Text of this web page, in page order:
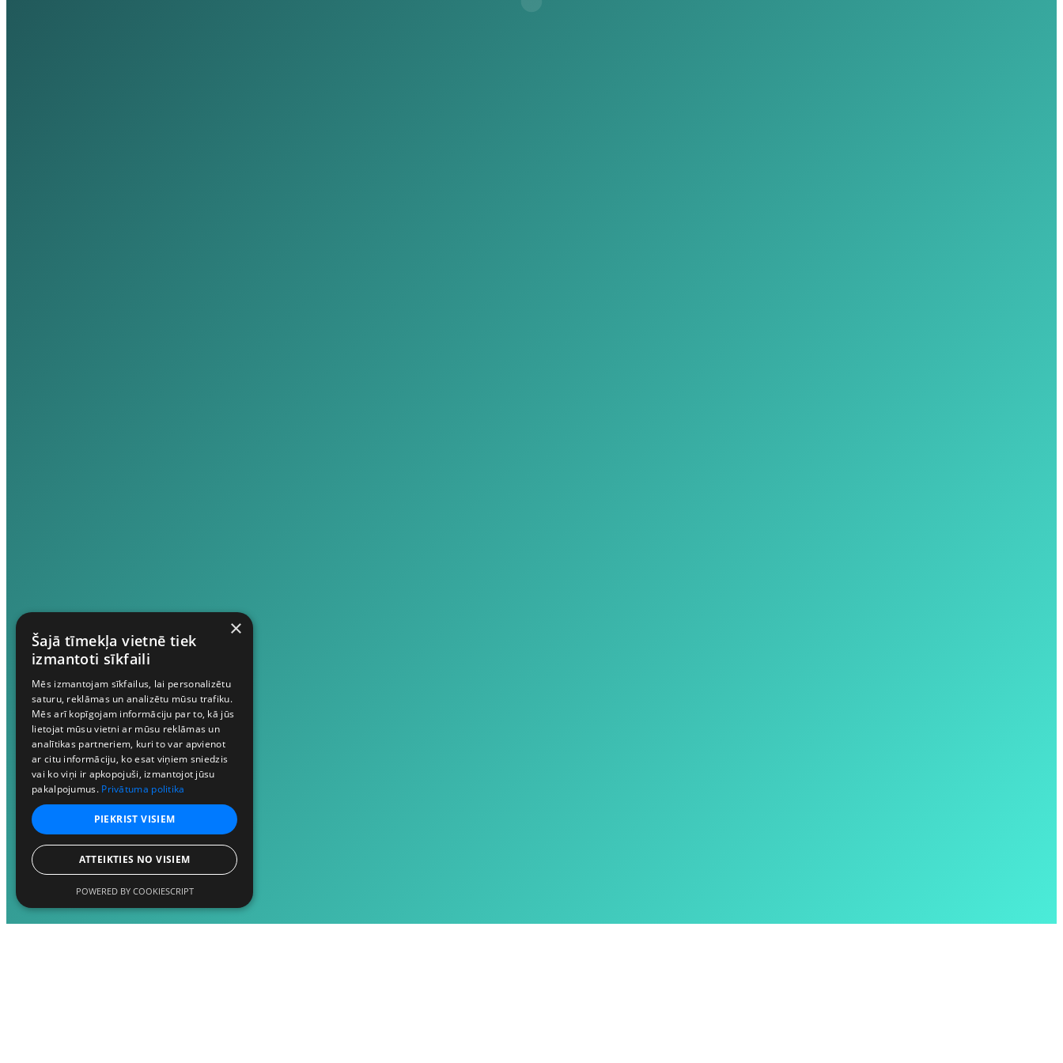
×
Šajā tīmekļa vietnē tiek
izmantoti sīkfaili
Mēs izmantojam sīkfailus, lai personalizētu
saturu, reklāmas un analizētu mūsu trafiku.
Mēs arī kopīgojam informāciju par to, kā jūs
lietojat mūsu vietni ar mūsu reklāmas un
analītikas partneriem, kuri to var apvienot
ar citu informāciju, ko esat viņiem sniedzis
vai ko viņi ir apkopojuši, izmantojot jūsu
pakalpojumus. Privātuma politika
PIEKRIST VISIEM
ATTEIKTIES NO VISIEM
POWERED BY COOKIESCRIPT